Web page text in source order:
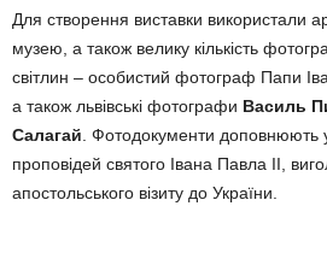
Для створення виставки використали
музею, а також велику кількість
світлин – особистий фотограф Папи
а також львівські фотографи Василь
Салагай . Фотодокументи доповнюють
проповідей святого Івана Павла ІІ,
апостольського візиту до України.